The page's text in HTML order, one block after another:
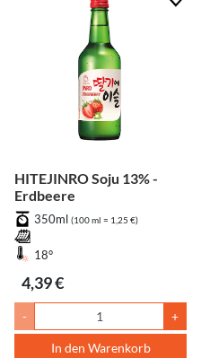
HITEJINRO Soju 13% -
Erdbeere
350ml (100 ml = 1,25 €)
18°
4,39 €
- +
In den Warenkorb